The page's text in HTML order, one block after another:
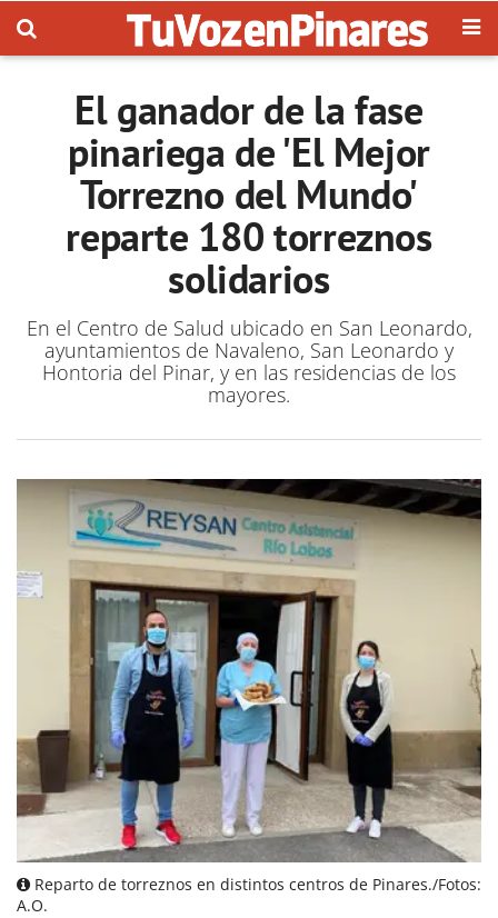
El ganador de la fase
pinariega de 'El Mejor
Torrezno del Mundo'
reparte 180 torreznos
solidarios
En el Centro de Salud ubicado en San Leonardo,
ayuntamientos de Navaleno, San Leonardo y
Hontoria del Pinar, y en las residencias de los
mayores.
Reparto de torreznos en distintos centros de Pinares./Fotos:
A.O.